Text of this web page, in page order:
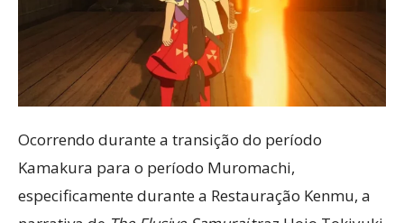
Ocorrendo durante a transição do período
Kamakura para o período Muromachi,
especificamente durante a Restauração Kenmu, a